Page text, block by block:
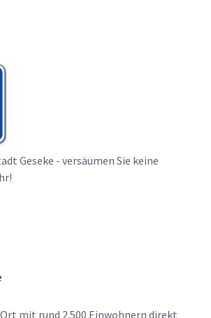
Geseke - versäumen Sie keine
mit rund 2.500 Einwohnern direkt